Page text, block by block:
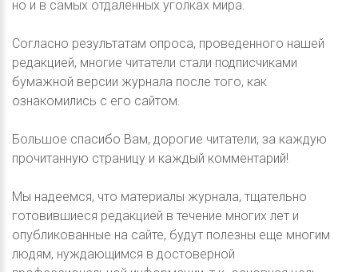
но и в самых отдаленных уголках мира.
Согласно результатам опроса, проведенного нашей
редакцией, многие читатели стали подписчиками
бумажной версии журнала после того, как
ознакомились с его сайтом.
Большое спасибо Вам, дорогие читатели, за каждую
прочитанную страницу и каждый комментарий!
Мы надеемся, что материалы журнала, тщательно
готовившиеся редакцией в течение многих лет и
опубликованные на сайте, будут полезны еще многим
людям, нуждающимся в достоверной